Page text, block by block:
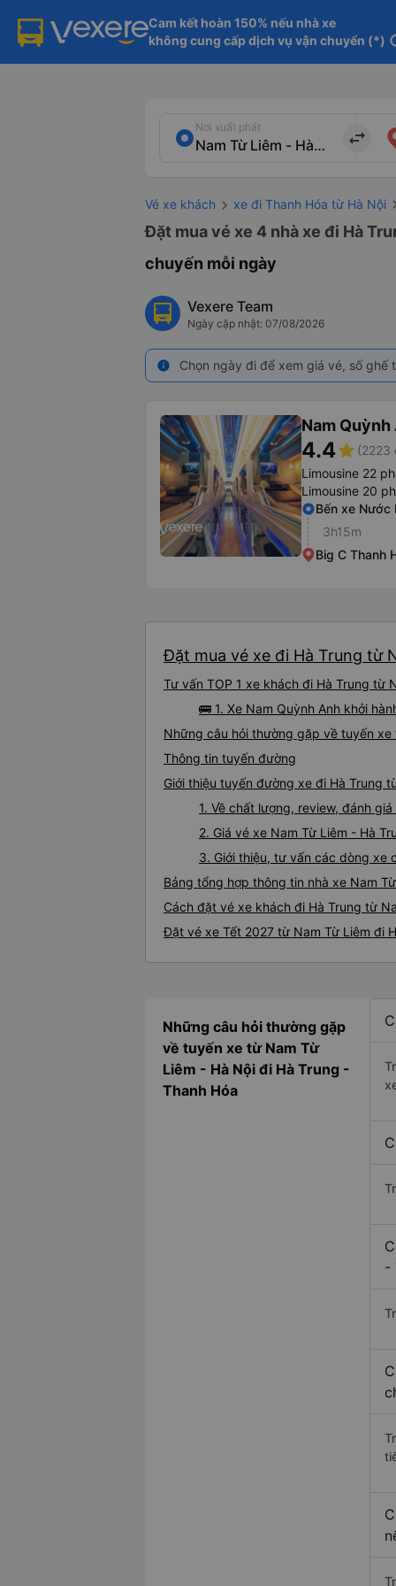
Cam kết hoàn 150% nếu nhà xe
không cung cấp dịch vụ vận chuyển (*)
Nơi xuất phát
import_export
Vé xe khách xe đi Thanh Hóa từ Hà Nội
Đặt mua vé xe 4 nhà xe đi Hà
chuyến mỗi ngày
Vexere Team
Ngày cập nhật: 07/08/2026
info Chọn ngày đi để xem giá vé, số
Nam Quỳnh
4.4star (2223
Limousine 22
Limousine 20
Bến xe Nước
3h15m
Big C Thanh
Đặt mua vé xe đi Hà Trung từ
Tư vấn TOP 1 xe khách đi Hà Trung từ
🚌 1. Xe Nam Quỳnh Anh khởi
Những câu hỏi thường gặp về tuyến xe
Thông tin tuyến đường
Giới thiệu tuyến đường xe đi Hà Trung
1. Về chất lượng, review, đánh
2. Giá vé xe Nam Từ Liêm - Hà
3. Giới thiệu, tư vấn các dòng xe
Bảng tổng hợp thông tin nhà xe Nam
Cách đặt vé xe khách đi Hà Trung từ
Đặt vé xe Tết 2027 từ Nam Từ Liêm đi
Những câu hỏi thường gặp
về tuyến xe từ Nam Từ
Liêm - Hà Nội đi Hà Trung -
Thanh Hóa
-